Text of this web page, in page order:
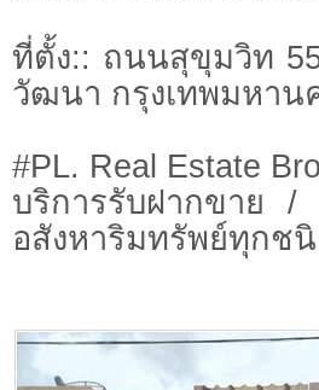
ที่ตั้ง:: ถนนสุขุมวิท
วัฒนา กรุงเทพมหาน
#PL. Real Estate
บริการรับฝากขาย
อสังหาริมทรัพย์ทุกช